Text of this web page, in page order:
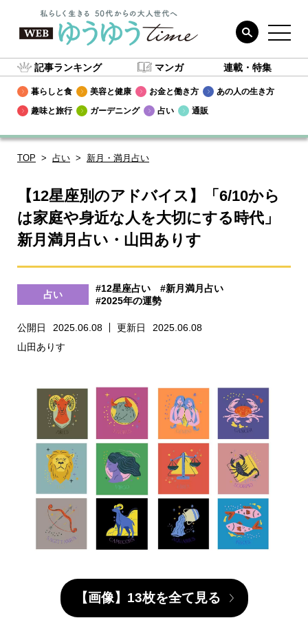
記事ランキング マンガ 連載・特集
暮らしと食 美容と健康 お金と働き方
あの人の生き方
趣味と旅行
ガーデニング 占い 通販
TOP 占い 新月・満月占い
【12星座別のアドバイス】「6/10から
は家庭や身近な人を大切にする時代」
新月満月占い・山田ありす
占い
#12星座占い
#新月満月占い
#2025年の運勢
公開日 2025.06.08 更新日
2025.06.08
山田ありす
【画像】13枚を全て見る